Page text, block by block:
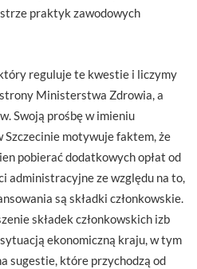
praktyk zawodowych
reguluje te kwestie i liczymy
Ministerstwa Zdrowia, a
Swoją prośbę w imieniu
motywuje faktem, że
pobierać dodatkowych opłat od
administracyjne ze względu na to,
są składki członkowskie.
składek członkowskich izb
ekonomiczną kraju, w tym
sugestie, które przychodzą od